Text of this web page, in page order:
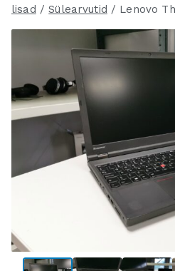
lisad /Sülearvutid / Lenovo